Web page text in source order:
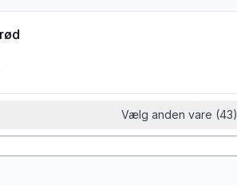
Vælg anden vare (43)